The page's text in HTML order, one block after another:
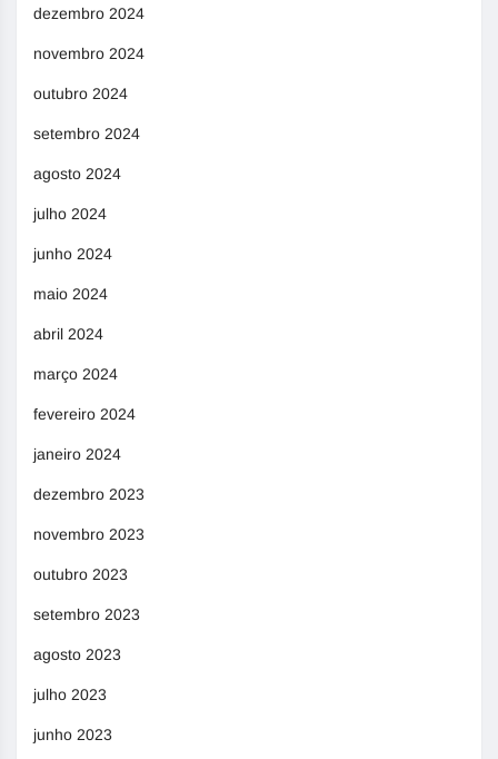
dezembro 2024
novembro 2024
outubro 2024
setembro 2024
agosto 2024
julho 2024
junho 2024
maio 2024
abril 2024
março 2024
fevereiro 2024
janeiro 2024
dezembro 2023
novembro 2023
outubro 2023
setembro 2023
agosto 2023
julho 2023
junho 2023